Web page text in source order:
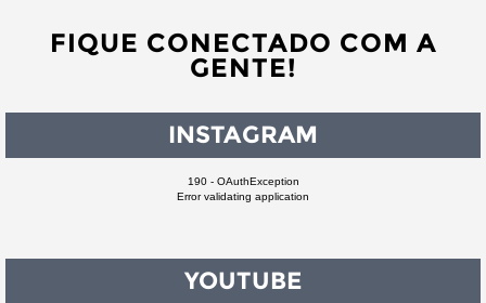
FIQUE CONECTADO COM A
GENTE!
INSTAGRAM
190 - OAuthException
Error validating application
YOUTUBE